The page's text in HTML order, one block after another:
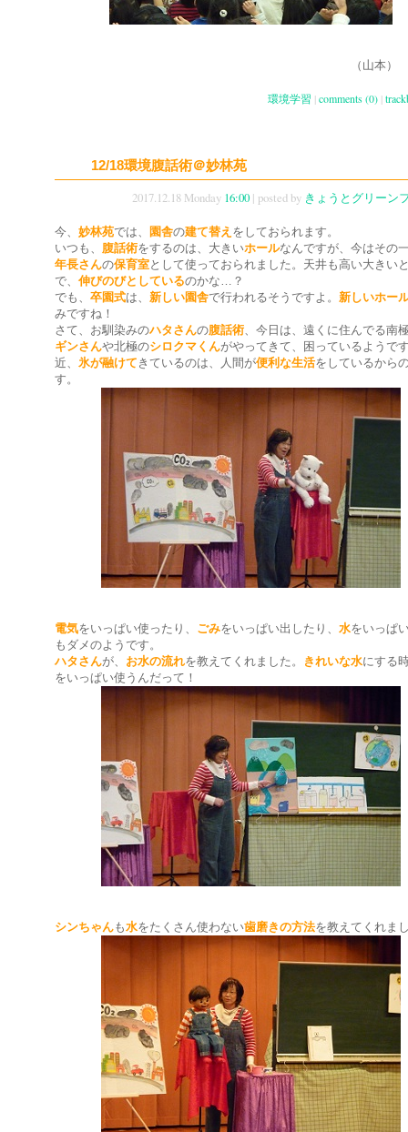
（山本）
環境学習 |comments (0) |
12/18環境腹話術＠妙林苑
2017.12.18 Monday 16:00 | posted by きょうとグリーン
今、 妙林苑では、 園舎の建て替え をしておられます。
いつも、 腹話術をするのは、大きいホールなんですが、今はその
年長さんの保育室として使っておられました。天井も高い大きい
で、 伸びのびとしているのかな…？
でも、 卒園式は、 新しい園舎で行われるそうですよ。 新しいホー
みですね！
さて、お馴染みのハタさんの腹話術、今日は、遠くに住んでる南
ギンさんや北極のシロクマくんがやってきて、困っているようで
近、 氷が融けて きているのは、人間が便利な生活をしているから
す。
電気をいっぱい使ったり、 ごみをいっぱい出したり、 水をいっぱ
もダメのようです。
ハタさんが、 お水の流れを教えてくれました。 きれいな水にする
をいっぱい使うんだって！
シンちゃんも水をたくさん使わない歯磨きの方法を教えてくれま